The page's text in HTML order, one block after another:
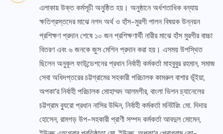
এলাকায় উক্ত কর্মসূচী অনুষ্ঠিত হয়। অনুষ্ঠানে অর্ধশতাধিক বন্যায়
ক্ষতিগ্রস্তদের মাঝে নগদ অর্থ ও হাঁস-মুরগী পালন বিষয়ক উন্নয়ন
প্রশিক্ষণ প্রদান শেষে ১০ জন প্রশিক্ষণার্থী নারীর মাঝে হাঁস মুরগীর বাচ্চা
বিতরণ এবং ৬ জনকে জুস মেশিন প্রদান করা হয়। এসময় উপস্থিত
ছিলেন অনুকূল ফাউন্ডেশনের প্রধান নির্বাহী কর্মকর্তা মাহবুবুর রহমান, সমাজ
সেবা অধিদপ্তরের চট্টগ্রামের সহকারী পরিচালক কামরুল বাশার ভূঁইয়া,
অপকা’র নির্বাহী পরিচালক মোহাম্মদ আলমগীর, বাংলা ভিশন চ্যানেলের
চট্টগ্রাম ব্যুরো প্রধান নাসির উদ্দিন, নির্বাহী কর্মকর্তা মনিটরিং মো. দিদার
হোসেন, রামগড় উপ-সহকারী প্রাণী সম্পদ কর্মকর্তা আবদুল মোমেন,